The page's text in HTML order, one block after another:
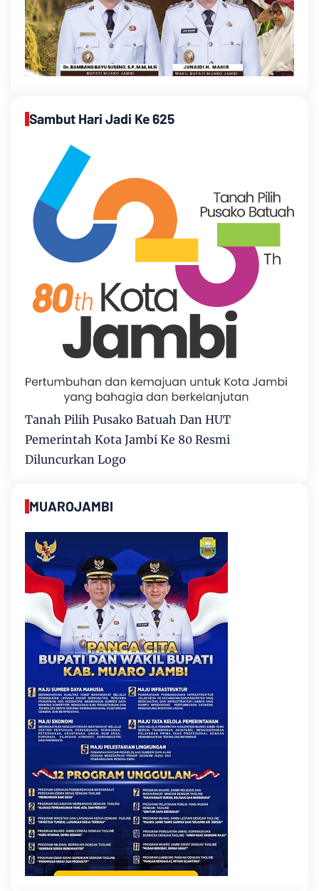
Sambut Hari Jadi Ke 625
Tanah Pilih Pusako Batuah Dan HUT
Pemerintah Kota Jambi Ke 80 Resmi
Diluncurkan Logo
MUAROJAMBI